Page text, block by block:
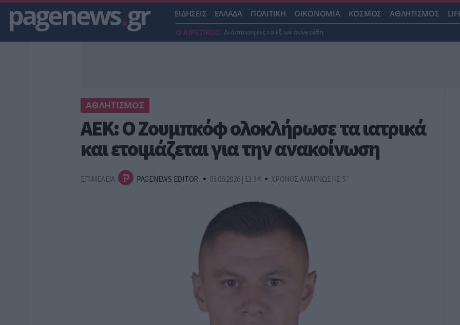
pagenews.gr ΕΙΔΗΣΕΙΣ ΕΛΛΑΔΑ ΠΟΛΙΤΙΚΗ ΟΙΚΟΝΟΜΙΑ ΚΟΣΜΟΣ ΑΘΛΗΤΙΣΜΟΣ
Ο ΑΙΡΕΤΙΚΟΣ: Διάσπαση εις τα εξ ων συνετέθη
ΑΘΛΗΤΙΣΜΟΣ
ΑΕΚ: Ο Ζουμπκόφ ολοκλήρωσε τα ιατρικά
και ετοιμάζεται για την ανακοίνωση
ΕΠΙΜΕΛΕΙΑ PAGENEWS EDITOR 03.06.2026 | 13:34 ΧΡΟΝΟΣ ΑΝΑΓΝΩΣΗΣ 5 '